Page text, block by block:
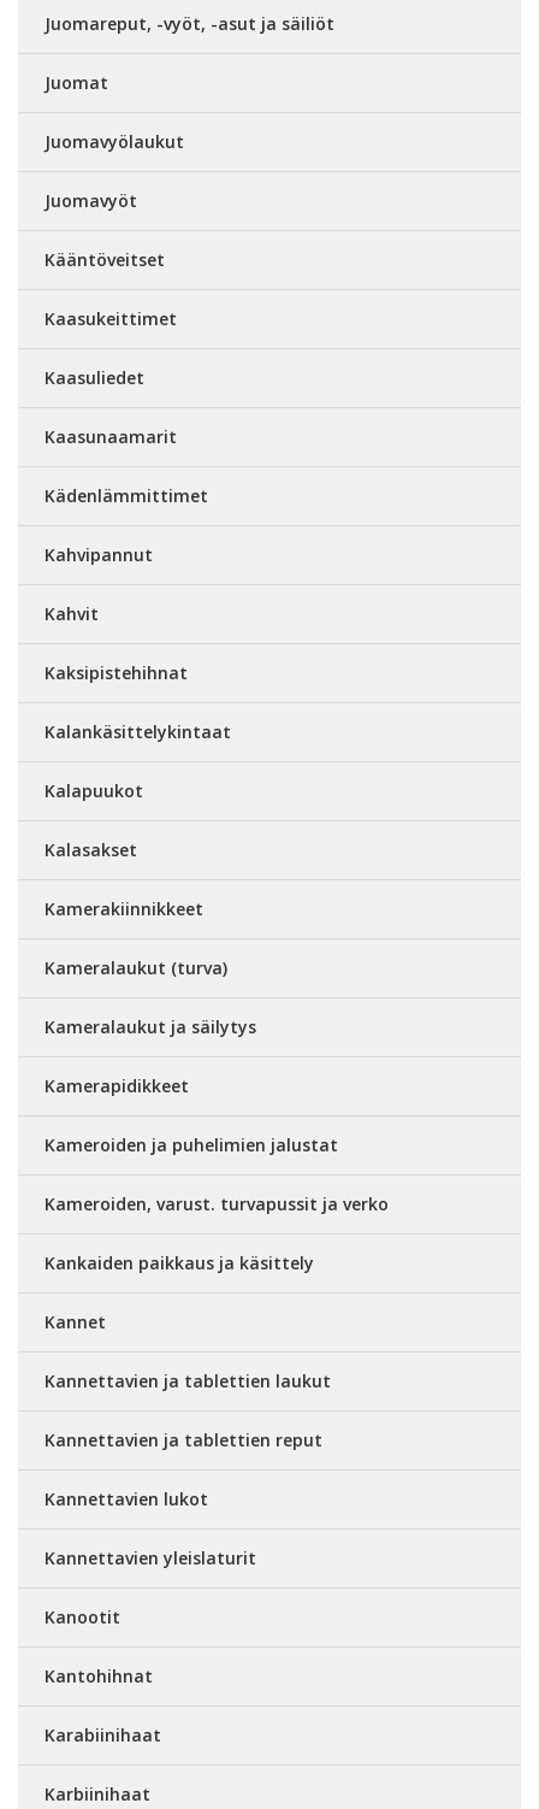
Juomareput, -vyöt, -asut ja säiliöt
Juomat
Juomavyölaukut
Juomavyöt
Kääntöveitset
Kaasukeittimet
Kaasuliedet
Kaasunaamarit
Kädenlämmittimet
Kahvipannut
Kahvit
Kaksipistehihnat
Kalankäsittelykintaat
Kalapuukot
Kalasakset
Kamerakiinnikkeet
Kameralaukut (turva)
Kameralaukut ja säilytys
Kamerapidikkeet
Kameroiden ja puhelimien jalustat
Kameroiden, varust. turvapussit ja verko
Kankaiden paikkaus ja käsittely
Kannet
Kannettavien ja tablettien laukut
Kannettavien ja tablettien reput
Kannettavien lukot
Kannettavien yleislaturit
Kanootit
Kantohihnat
Karabiinihaat
Karbiinihaat